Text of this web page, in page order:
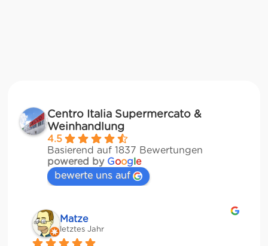
Centro Italia Supermercato &
Weinhandlung
4.5
Basierend auf 1837 Bewertungen
powered by Google
bewerte uns auf
Veronika Stulberg
letztes Jahr